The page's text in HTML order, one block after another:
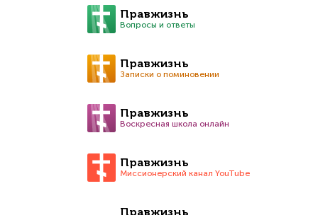
Правжизнь
Вопросы и ответы
Правжизнь
Записки о поминовении
Правжизнь
Воскресная школа онлайн
Правжизнь
Миссионерский канал YouTube